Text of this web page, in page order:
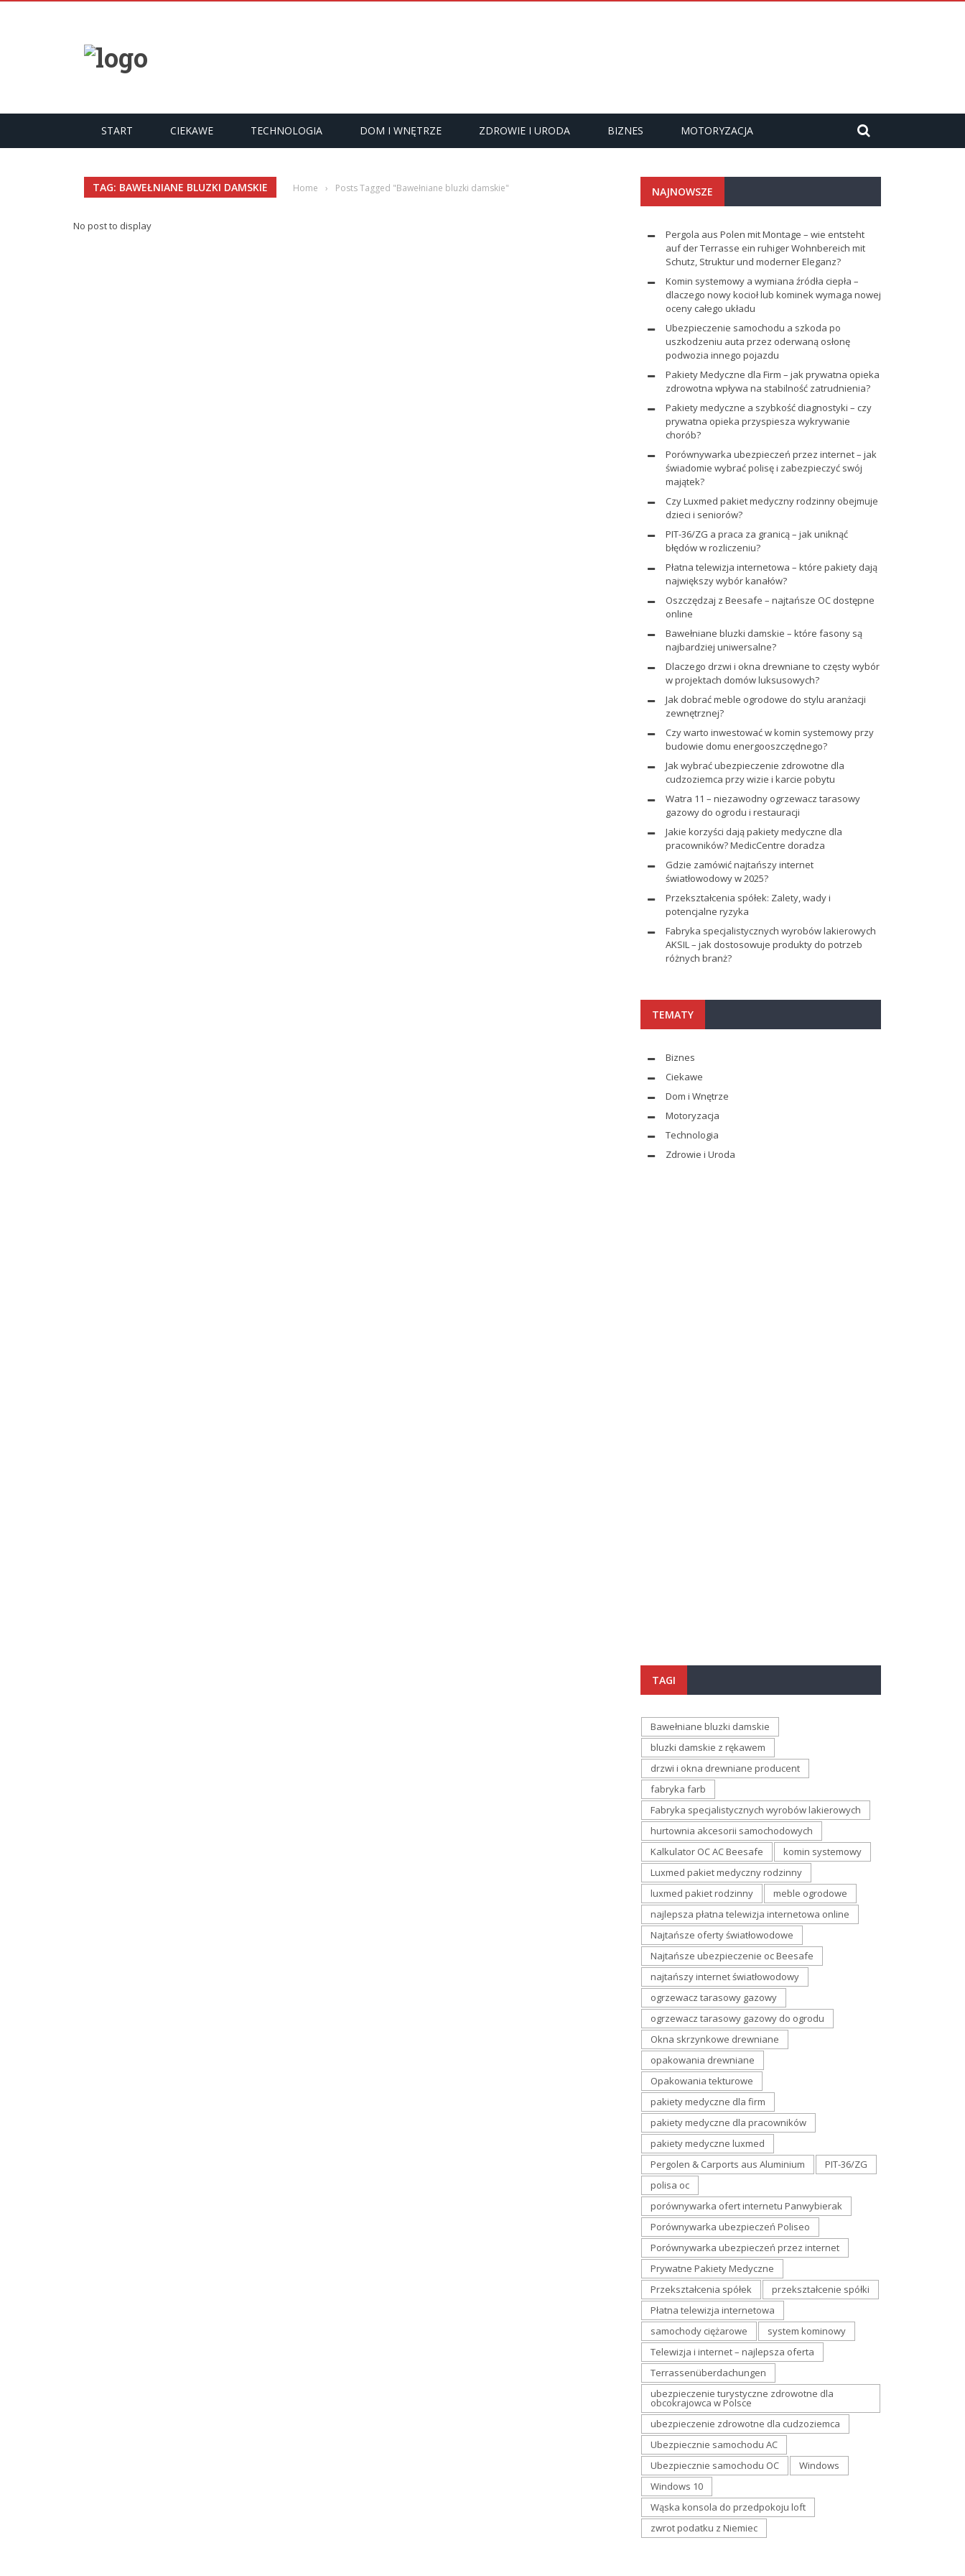
START CIEKAWE TECHNOLOGIA DOM I WNĘTRZE ZDROWIE I URODA BIZNES MOTORYZACJA
TAG: BAWEŁNIANE BLUZKI DAMSKIE Home › Posts Tagged "Bawełniane bluzki damskie"
No post to display
NAJNOWSZE
Pergola aus Polen mit Montage – wie entsteht
auf der Terrasse ein ruhiger Wohnbereich mit
Schutz, Struktur und moderner Eleganz?
Komin systemowy a wymiana źródła ciepła –
dlaczego nowy kocioł lub kominek wymaga nowej
oceny całego układu
Ubezpieczenie samochodu a szkoda po
uszkodzeniu auta przez oderwaną osłonę
podwozia innego pojazdu
Pakiety Medyczne dla Firm – jak prywatna opieka
zdrowotna wpływa na stabilność zatrudnienia?
Pakiety medyczne a szybkość diagnostyki – czy
prywatna opieka przyspiesza wykrywanie
chorób?
Porównywarka ubezpieczeń przez internet – jak
świadomie wybrać polisę i zabezpieczyć swój
majątek?
Czy Luxmed pakiet medyczny rodzinny obejmuje
dzieci i seniorów?
PIT-36/ZG a praca za granicą – jak uniknąć
błędów w rozliczeniu?
Płatna telewizja internetowa – które pakiety dają
największy wybór kanałów?
Oszczędzaj z Beesafe – najtańsze OC dostępne
online
Bawełniane bluzki damskie – które fasony są
najbardziej uniwersalne?
Dlaczego drzwi i okna drewniane to częsty wybór
w projektach domów luksusowych?
Jak dobrać meble ogrodowe do stylu aranżacji
zewnętrznej?
Czy warto inwestować w komin systemowy przy
budowie domu energooszczędnego?
Jak wybrać ubezpieczenie zdrowotne dla
cudzoziemca przy wizie i karcie pobytu
Watra 11 – niezawodny ogrzewacz tarasowy
gazowy do ogrodu i restauracji
Jakie korzyści dają pakiety medyczne dla
pracowników? MedicCentre doradza
Gdzie zamówić najtańszy internet
światłowodowy w 2025?
Przekształcenia spółek: Zalety, wady i
potencjalne ryzyka
Fabryka specjalistycznych wyrobów lakierowych
AKSIL – jak dostosowuje produkty do potrzeb
różnych branż?
TEMATY
Biznes
Ciekawe
Dom i Wnętrze
Motoryzacja
Technologia
Zdrowie i Uroda
TAGI
Bawełniane bluzki damskie
bluzki damskie z rękawem
drzwi i okna drewniane producent
fabryka farb
Fabryka specjalistycznych wyrobów lakierowych
hurtownia akcesorii samochodowych
Kalkulator OC AC Beesafe
komin systemowy
Luxmed pakiet medyczny rodzinny
luxmed pakiet rodzinny
meble ogrodowe
najlepsza płatna telewizja internetowa online
Najtańsze oferty światłowodowe
Najtańsze ubezpieczenie oc Beesafe
najtańszy internet światłowodowy
ogrzewacz tarasowy gazowy
ogrzewacz tarasowy gazowy do ogrodu
Okna skrzynkowe drewniane
opakowania drewniane
Opakowania tekturowe
pakiety medyczne dla firm
pakiety medyczne dla pracowników
pakiety medyczne luxmed
Pergolen & Carports aus Aluminium
PIT-36/ZG
polisa oc
porównywarka ofert internetu Panwybierak
Porównywarka ubezpieczeń Poliseo
Porównywarka ubezpieczeń przez internet
Prywatne Pakiety Medyczne
Przekształcenia spółek
przekształcenie spółki
Płatna telewizja internetowa
samochody ciężarowe
system kominowy
Telewizja i internet – najlepsza oferta
Terrassenüberdachungen
ubezpieczenie turystyczne zdrowotne dla
obcokrajowca w Polsce
ubezpieczenie zdrowotne dla cudzoziemca
Ubezpiecznie samochodu AC
Ubezpiecznie samochodu OC
Windows
Windows 10
Wąska konsola do przedpokoju loft
zwrot podatku z Niemiec